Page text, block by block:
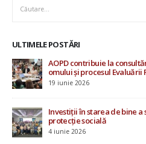
ULTIMELE POSTĂRI
AOPD contribuie la
omului și procesul
19 iunie 2026
Investiții în starea de bine
protecție socială
4 iunie 2026